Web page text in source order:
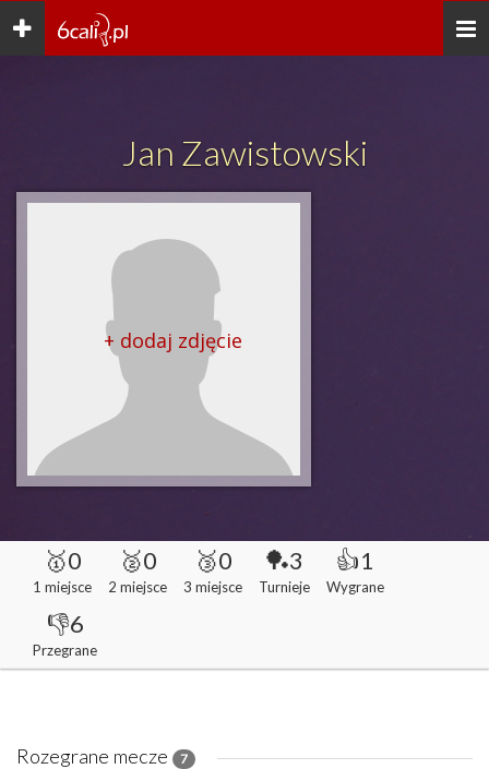
Toggle
navigation
Jan Zawistowski
+ dodaj zdjęcie
🥇0
1 miejsce
🥈0
2 miejsce
🥉0
3 miejsce
🏓3
Turnieje
👍1
Wygrane
👎6
Przegrane
Rozegrane mecze 7